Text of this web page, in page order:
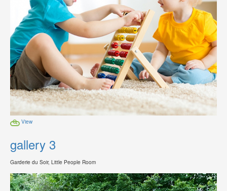
View
gallery 3
Garderie du Soir, Little People Room